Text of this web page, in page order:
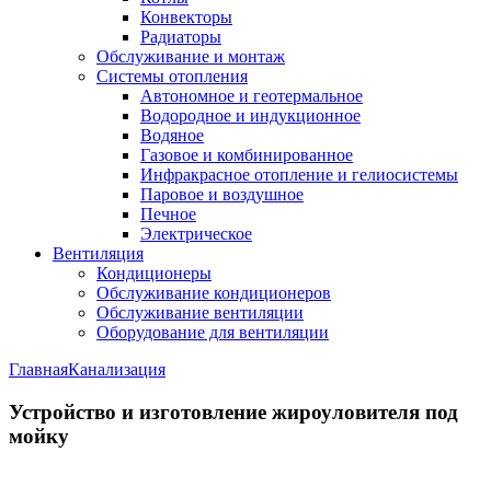
Конвекторы
Радиаторы
Обслуживание и монтаж
Системы отопления
Автономное и геотермальное
Водородное и индукционное
Водяное
Газовое и комбинированное
Инфракрасное отопление и гелиосистемы
Паровое и воздушное
Печное
Электрическое
Вентиляция
Кондиционеры
Обслуживание кондиционеров
Обслуживание вентиляции
Оборудование для вентиляции
ГлавнаяКанализация
Устройство и изготовление жироуловителя под
мойку